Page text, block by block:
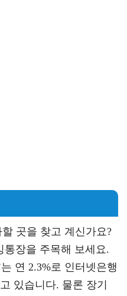
곳을 찾고 계신가요?
통장을 주목해 보세요.
연 2.3%로 인터넷은행
있습니다. 물론 장기